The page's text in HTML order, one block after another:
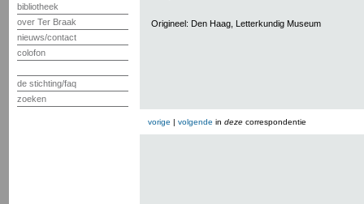
bibliotheek
over Ter Braak
nieuws/contact
colofon
de stichting/faq
zoeken
Origineel: Den Haag, Letterkundig Museum
vorige | volgende in deze correspondentie